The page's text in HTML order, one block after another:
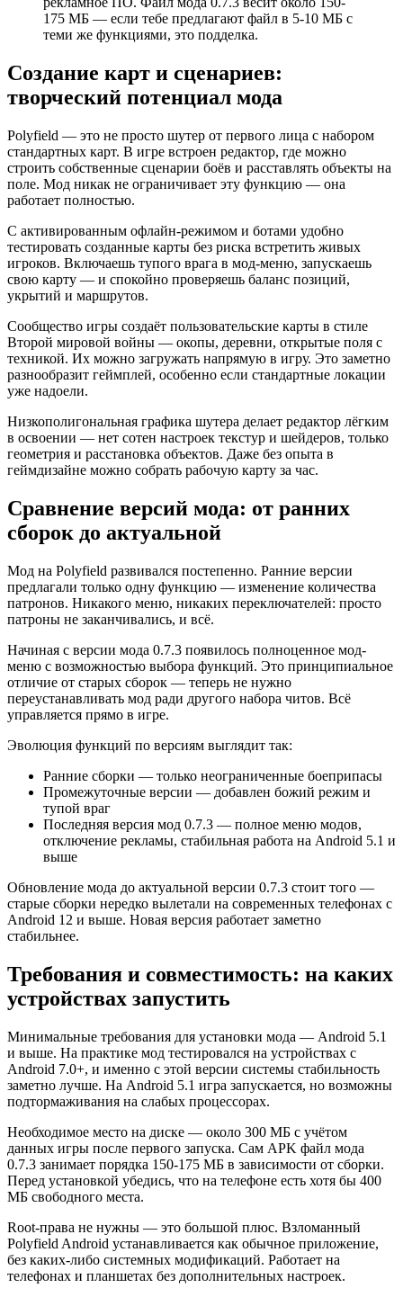
175 МБ — если тебе предлагают файл в 5-10 МБ с
теми же функциями, это подделка.
Создание карт и сценариев:
творческий потенциал мода
Polyfield — это не просто шутер от первого лица с набором
стандартных карт. В игре встроен редактор, где можно
строить собственные сценарии боёв и расставлять объекты на
поле. Мод никак не ограничивает эту функцию — она
работает полностью.
С активированным офлайн-режимом и ботами удобно
тестировать созданные карты без риска встретить живых
игроков. Включаешь тупого врага в мод-меню, запускаешь
свою карту — и спокойно проверяешь баланс позиций,
укрытий и маршрутов.
Сообщество игры создаёт пользовательские карты в стиле
Второй мировой войны — окопы, деревни, открытые поля с
техникой. Их можно загружать напрямую в игру. Это заметно
разнообразит геймплей, особенно если стандартные локации
уже надоели.
Низкополигональная графика шутера делает редактор лёгким
в освоении — нет сотен настроек текстур и шейдеров, только
геометрия и расстановка объектов. Даже без опыта в
геймдизайне можно собрать рабочую карту за час.
Сравнение версий мода: от ранних
сборок до актуальной
Мод на Polyfield развивался постепенно. Ранние версии
предлагали только одну функцию — изменение количества
патронов. Никакого меню, никаких переключателей: просто
патроны не заканчивались, и всё.
Начиная с версии мода 0.7.3 появилось полноценное мод-
меню с возможностью выбора функций. Это принципиальное
отличие от старых сборок — теперь не нужно
переустанавливать мод ради другого набора читов. Всё
управляется прямо в игре.
Эволюция функций по версиям выглядит так:
Ранние сборки — только неограниченные боеприпасы
Промежуточные версии — добавлен божий режим и
тупой враг
Последняя версия мод 0.7.3 — полное меню модов,
отключение рекламы, стабильная работа на Android 5.1 и
выше
Обновление мода до актуальной версии 0.7.3 стоит того —
старые сборки нередко вылетали на современных телефонах с
Android 12 и выше. Новая версия работает заметно
стабильнее.
Требования и совместимость: на каких
устройствах запустить
Минимальные требования для установки мода — Android 5.1
и выше. На практике мод тестировался на устройствах с
Android 7.0+, и именно с этой версии системы стабильность
заметно лучше. На Android 5.1 игра запускается, но возможны
подтормаживания на слабых процессорах.
Необходимое место на диске — около 300 МБ с учётом
данных игры после первого запуска. Сам APK файл мода
0.7.3 занимает порядка 150-175 МБ в зависимости от сборки.
Перед установкой убедись, что на телефоне есть хотя бы 400
МБ свободного места.
Root-права не нужны — это большой плюс. Взломанный
Polyfield Android устанавливается как обычное приложение,
без каких-либо системных модификаций. Работает на
телефонах и планшетах без дополнительных настроек.